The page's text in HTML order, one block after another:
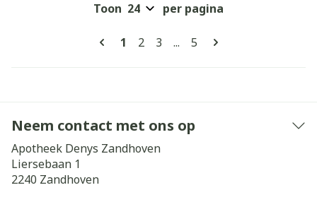
Pagina's
U lees momenteel pagina
1 Pagina
2 Pagina
3 ... Pagina
5
Toon per pagina
Neem contact met ons op
Apotheek Denys Zandhoven
Liersebaan 1
2240 Zandhoven